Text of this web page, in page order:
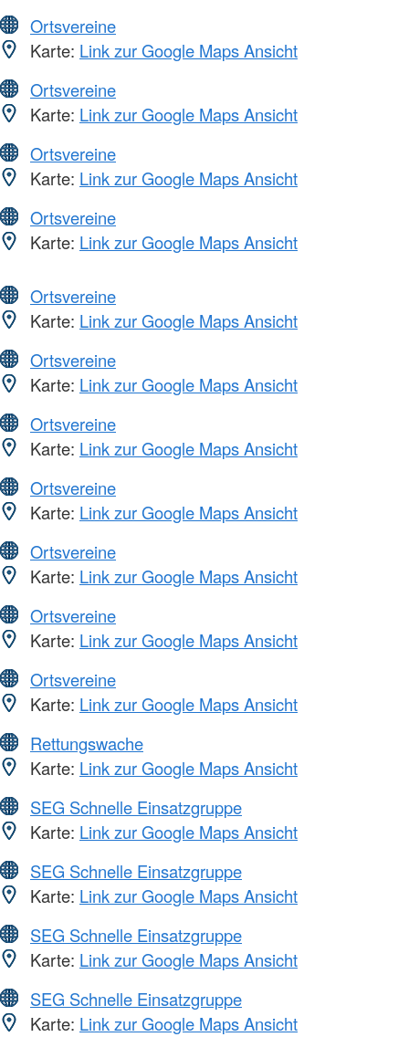
Ortsvereine
Karte: Link zur Google Maps Ansicht
Ortsvereine
Karte: Link zur Google Maps Ansicht
Ortsvereine
Karte: Link zur Google Maps Ansicht
Ortsvereine
Karte: Link zur Google Maps Ansicht
Ortsvereine
Karte: Link zur Google Maps Ansicht
Ortsvereine
Karte: Link zur Google Maps Ansicht
Ortsvereine
Karte: Link zur Google Maps Ansicht
Ortsvereine
Karte: Link zur Google Maps Ansicht
Ortsvereine
Karte: Link zur Google Maps Ansicht
Ortsvereine
Karte: Link zur Google Maps Ansicht
Ortsvereine
Karte: Link zur Google Maps Ansicht
Rettungswache
Karte: Link zur Google Maps Ansicht
SEG Schnelle Einsatzgruppe
Karte: Link zur Google Maps Ansicht
SEG Schnelle Einsatzgruppe
Karte: Link zur Google Maps Ansicht
SEG Schnelle Einsatzgruppe
Karte: Link zur Google Maps Ansicht
SEG Schnelle Einsatzgruppe
Karte: Link zur Google Maps Ansicht